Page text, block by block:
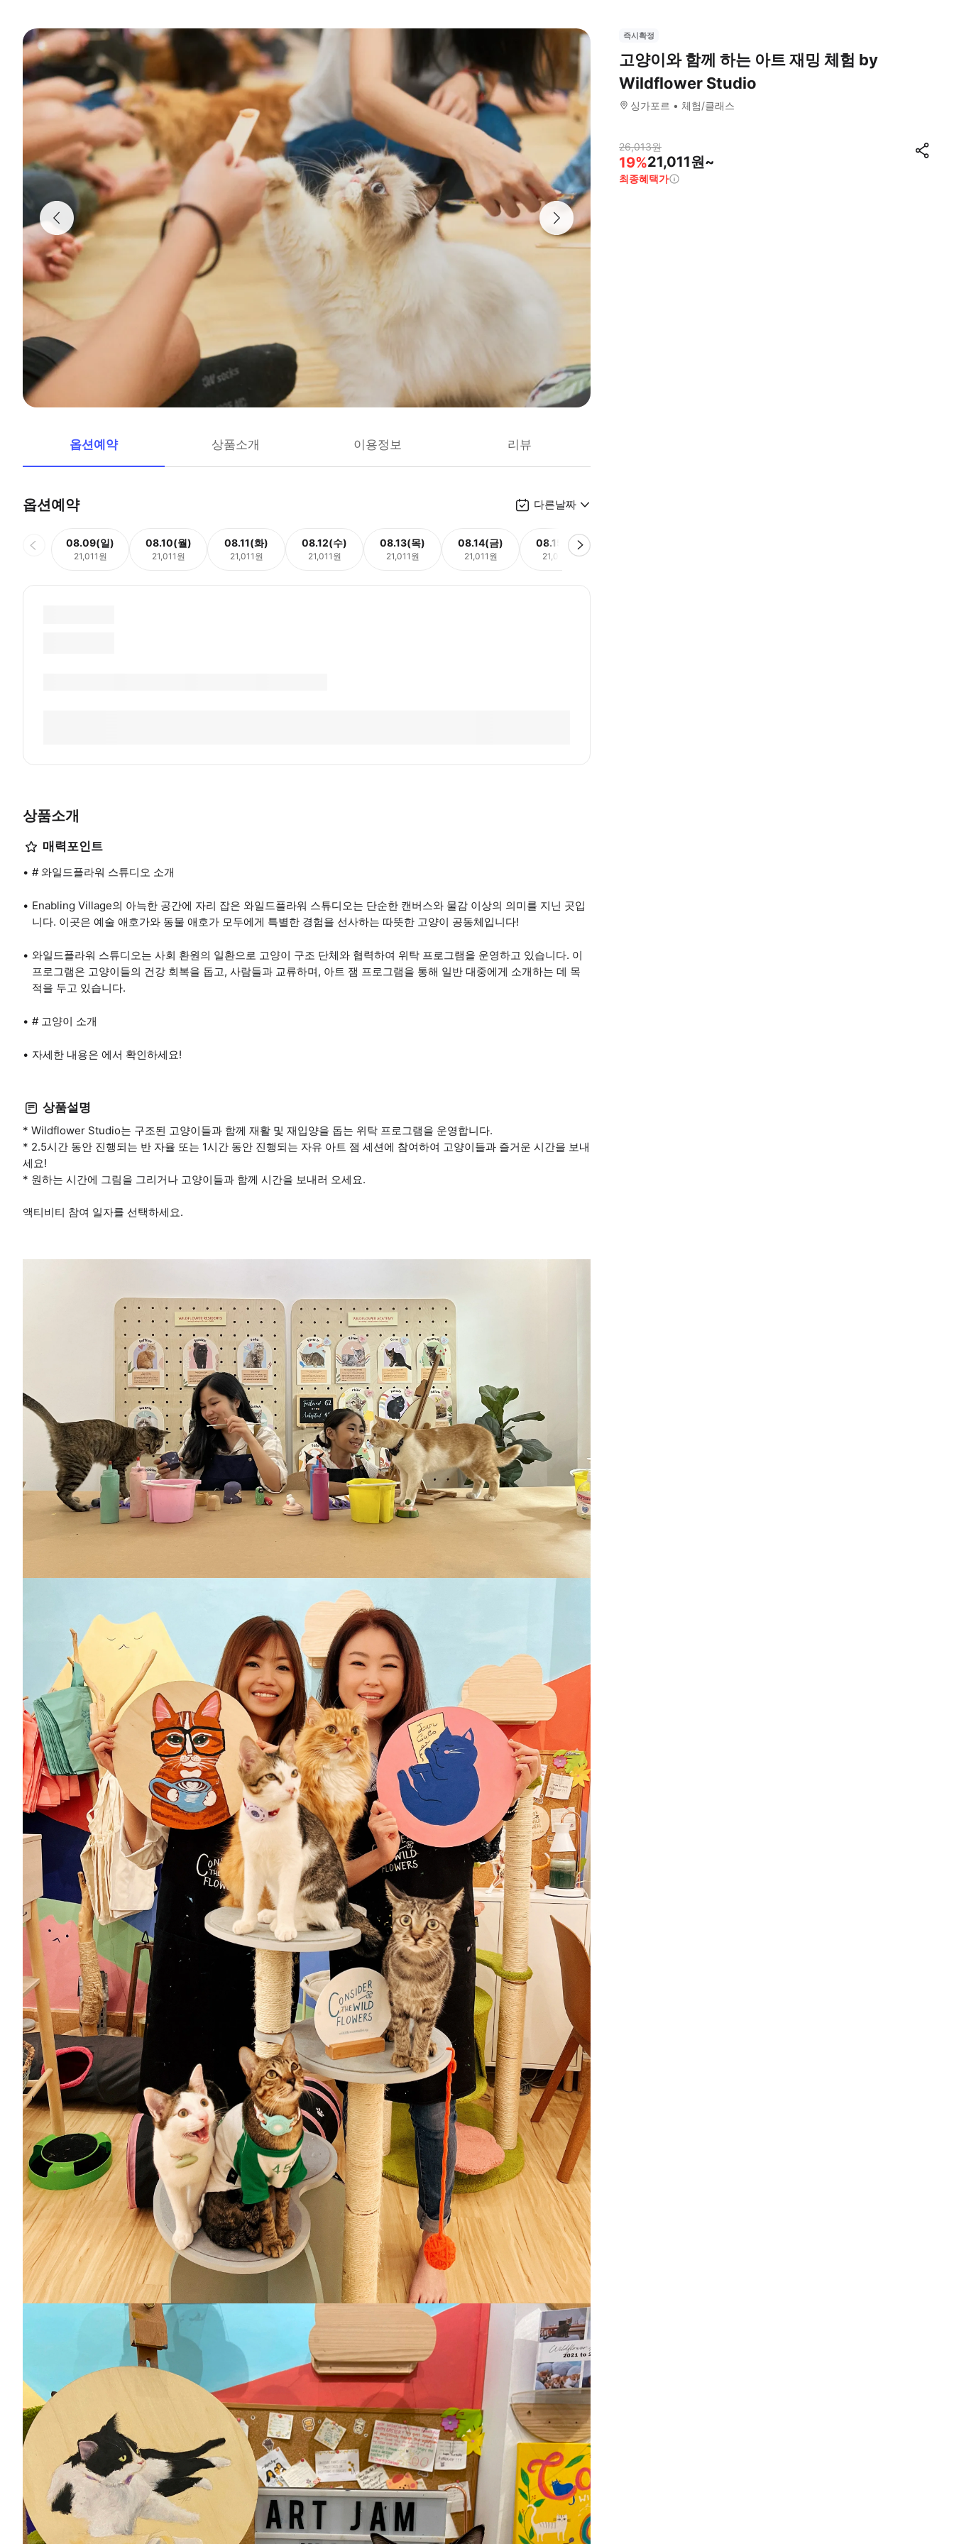
옵션예약 상품소개 이용정보 리뷰
옵션예약 다른날짜
08.09(일)
21,011원
08.10(월)
21,011원
08.11(화)
21,011원
08.12(수)
21,011원
08.13(목)
21,011원
08.14(금)
21,011원
08.15(토)
21,011원
상품소개
매력포인트
# 와일드플라워 스튜디오 소개
Enabling Village의 아늑한 공간에 자리 잡은 와일드플라워 스튜디오는 단순한 캔버스와 물감 이상의 의미를 지닌 곳입
니다. 이곳은 예술 애호가와 동물 애호가 모두에게 특별한 경험을 선사하는 따뜻한 고양이 공동체입니다!
와일드플라워 스튜디오는 사회 환원의 일환으로 고양이 구조 단체와 협력하여 위탁 프로그램을 운영하고 있습니다. 이
프로그램은 고양이들의 건강 회복을 돕고, 사람들과 교류하며, 아트 잼 프로그램을 통해 일반 대중에게 소개하는 데 목
적을 두고 있습니다.
# 고양이 소개
자세한 내용은 에서 확인하세요!
상품설명
* Wildflower Studio는 구조된 고양이들과 함께 재활 및 재입양을 돕는 위탁 프로그램을 운영합니다.
* 2.5시간 동안 진행되는 반 자율 또는 1시간 동안 진행되는 자유 아트 잼 세션에 참여하여 고양이들과 즐거운 시간을 보내
세요!
* 원하는 시간에 그림을 그리거나 고양이들과 함께 시간을 보내러 오세요.
액티비티 참여 일자를 선택하세요.
즉시확정
고양이와 함께 하는 아트 재밍 체험 by
Wildflower Studio
싱가포르 체험/클래스
26,013원
19%21,011원~
최종혜택가